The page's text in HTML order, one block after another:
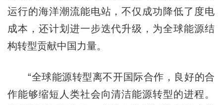
运行的海洋潮流能电站，不仅成功降低了度电
成本，还计划进一步迭代升级，为全球能源结
构转型贡献中国力量。
“全球能源转型离不开国际合作，良好的合
作能够缩短人类社会向清洁能源转型的进程。